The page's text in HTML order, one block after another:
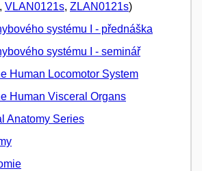
, VLAN0121s, ZLAN0121s)
systému I - přednáška
systému I - seminář
Human Locomotor System
Human Visceral Organs
Anatomy Series